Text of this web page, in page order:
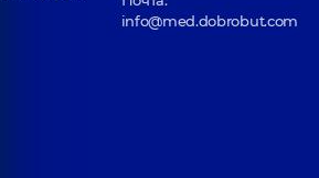
info@med.dobrobut.com